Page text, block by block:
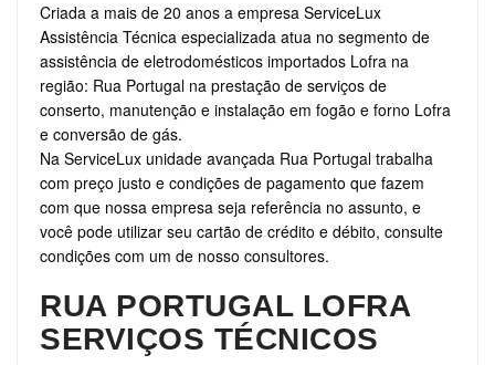
Criada a mais de 20 anos a empresa ServiceLux
Assistência Técnica especializada atua no segmento de
assistência de eletrodomésticos importados Lofra na
região: Rua Portugal na prestação de serviços de
conserto, manutenção e instalação em fogão e forno Lofra
e conversão de gás.
Na ServiceLux unidade avançada Rua Portugal trabalha
com preço justo e condições de pagamento que fazem
com que nossa empresa seja referência no assunto, e
você pode utilizar seu cartão de crédito e débito, consulte
condições com um de nosso consultores.
RUA PORTUGAL LOFRA
SERVIÇOS TÉCNICOS